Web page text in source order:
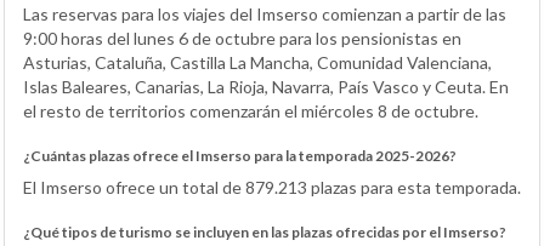
Las reservas para los viajes del Imserso comienzan a partir de las
9:00 horas del lunes 6 de octubre para los pensionistas en
Asturias, Cataluña, Castilla La Mancha, Comunidad Valenciana,
Islas Baleares, Canarias, La Rioja, Navarra, País Vasco y Ceuta. En
el resto de territorios comenzarán el miércoles 8 de octubre.
¿Cuántas plazas ofrece el Imserso para la temporada 2025-2026?
El Imserso ofrece un total de 879.213 plazas para esta temporada.
¿Qué tipos de turismo se incluyen en las plazas ofrecidas por el Imserso?